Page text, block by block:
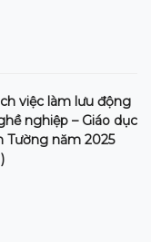
việc làm lưu động
nghiệp – Giáo dục
Tường năm 2025